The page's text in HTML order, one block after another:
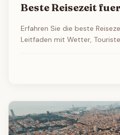
Beste Reisezeit
Erfahren Sie die beste
Leitfaden mit Wetter,